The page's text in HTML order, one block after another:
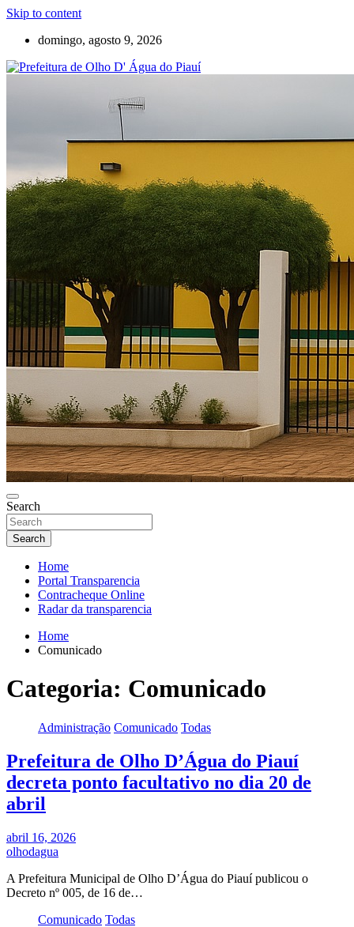
Skip to content
domingo, agosto 9, 2026
Prefeitura de Olho D' Água do Piauí
Olho D'Agua do Piauí – Piauí – Brasil
Search
Search
Home
Portal Transparencia
Contracheque Online
Radar da transparencia
Home
Comunicado
Categoria: Comunicado
Administração Comunicado Todas
Prefeitura de Olho D’Água do Piauí
decreta ponto facultativo no dia 20 de
abril
abril 16, 2026
olhodagua
A Prefeitura Municipal de Olho D’Água do Piauí publicou o
Decreto nº 005, de 16 de…
Comunicado Todas